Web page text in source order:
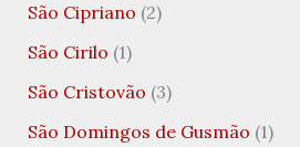
São Cipriano (2)
São Cirilo (1)
São Cristovão (3)
São Domingos de Gusmão (1)